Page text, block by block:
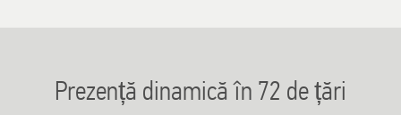
Prezență dinamică în 72 de țări